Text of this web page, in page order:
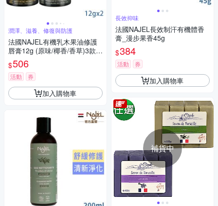
潤澤、滋養、修復與防護
法國NAJEL有機乳木果油修護
唇膏12g (原味/椰香/香草)3款任
選2款
$506
活動 券
加入購物車
長效抑味
法國NAJEL長效制汗有機體香
膏_漫步果香45g
$384
活動 券
加入購物車
補貨中